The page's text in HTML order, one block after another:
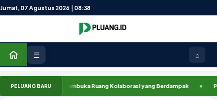
Lewati ke konten
Jumat, 07 Agustus 2026 | 08:38
☰ ⌕
PELUANG BARU
Mitra Pluang.ID, Membuka Ruang Kolaborasi yang Berdampak